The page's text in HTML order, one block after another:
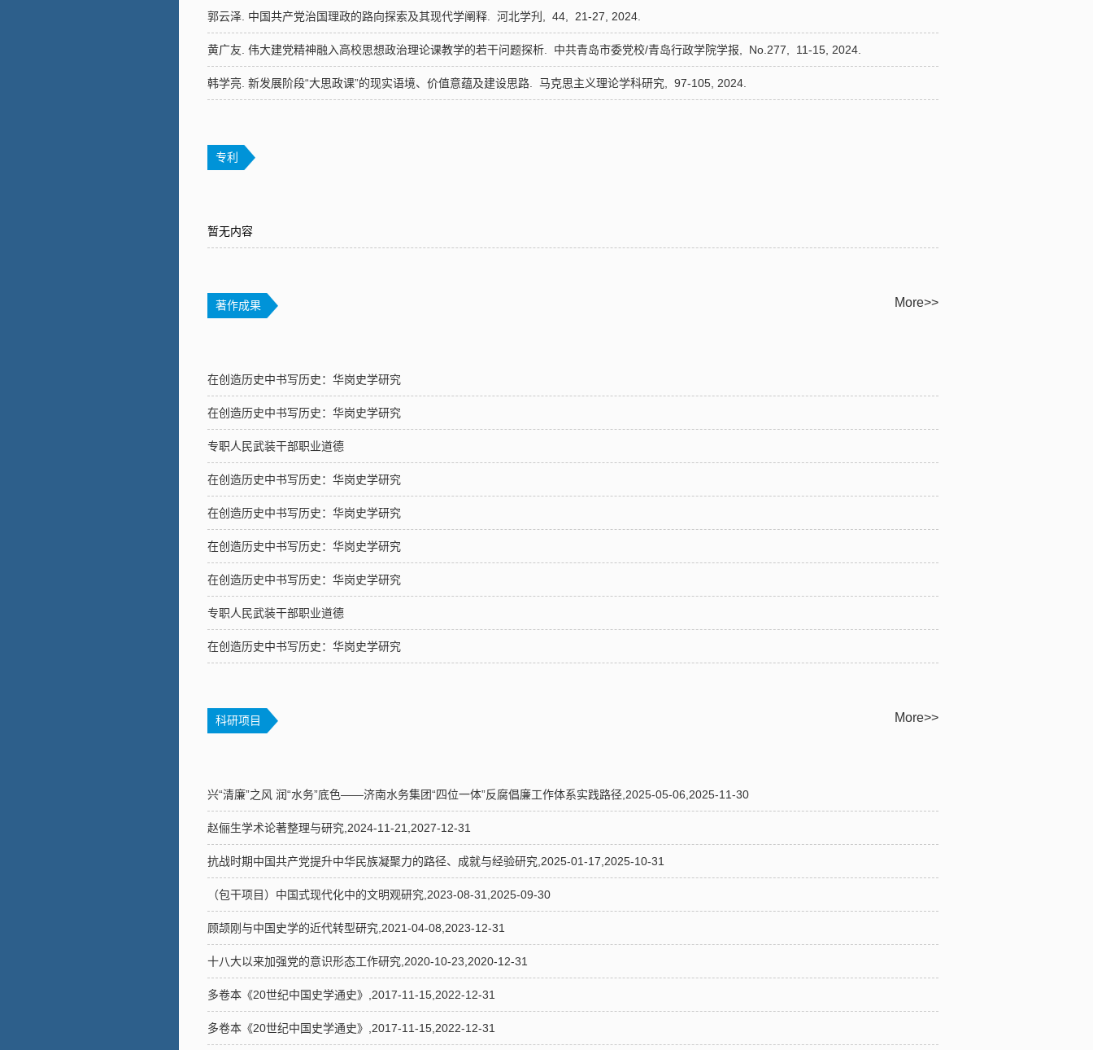
郭云泽. 中国共产党治国理政的路向探索及其现代学阐释. 河北学刋, 44, 21-27, 2024.
黄广友. 伟大建党精神融入高校思想政治理论课教学的若干问题探析. 中共青岛市委党校/青岛行政学院学报, No.277, 11-15, 2024.
韩学亮. 新发展阶段“大思政课”的现实语境、价值意蕴及建设思路. 马克思主义理论学科研究, 97-105, 2024.
专利
暂无内容
著作成果 More>>
在创造历史中书写历史：华岗史学研究
在创造历史中书写历史：华岗史学研究
专职人民武装干部职业道德
在创造历史中书写历史：华岗史学研究
在创造历史中书写历史：华岗史学研究
在创造历史中书写历史：华岗史学研究
在创造历史中书写历史：华岗史学研究
专职人民武装干部职业道德
在创造历史中书写历史：华岗史学研究
科研项目 More>>
兴“清廉”之风 润“水务”底色——济南水务集团“四位一体”反腐倡廉工作体系实践路径,2025-05-06,2025-11-30
赵俪生学术论著整理与研究,2024-11-21,2027-12-31
抗战时期中国共产党提升中华民族凝聚力的路径、成就与经验研究,2025-01-17,2025-10-31
（包干项目）中国式现代化中的文明观研究,2023-08-31,2025-09-30
顾颉刚与中国史学的近代转型研究,2021-04-08,2023-12-31
十八大以来加强党的意识形态工作研究,2020-10-23,2020-12-31
多卷本《20世纪中国史学通史》,2017-11-15,2022-12-31
多卷本《20世纪中国史学通史》,2017-11-15,2022-12-31